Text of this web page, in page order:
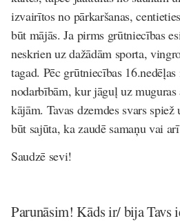
izvairītos no pārkaršanas,
būt mājās. Ja pirms grūtniecības
neskrien uz dažādām sporta,
tagad. Pēc grūtniecības
nodarbībām, kur jāguļ uz muguras
kājām. Tavas dzemdes svars
būt sajūta, ka zaudē samaņu vai
Saudzē sevi!
Parunāsim! Kāds ir/ bija Tavs